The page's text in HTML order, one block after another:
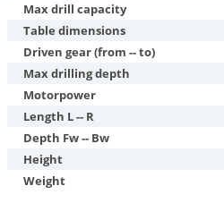
Max drill capacity
Table dimensions
Driven gear (from -- to)
Max drilling depth
Motorpower
Length L -- R
Depth Fw -- Bw
Height
Weight